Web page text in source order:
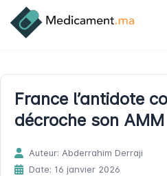
France l’antidote
décroche son AMM
Auteur: Abderrahim Derraji
Date: 16 janvier 2026